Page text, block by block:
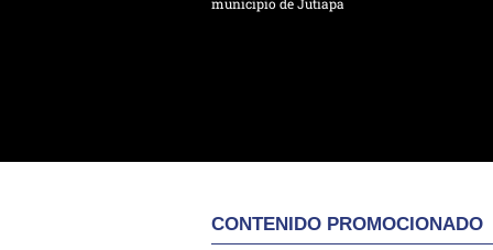
municipio de Jutiapa
CONTENIDO PROMOCIONADO